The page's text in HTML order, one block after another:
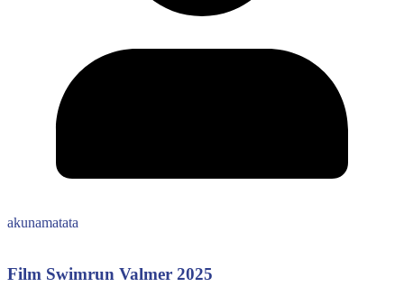
akunamatata
Film Swimrun Valmer 2025